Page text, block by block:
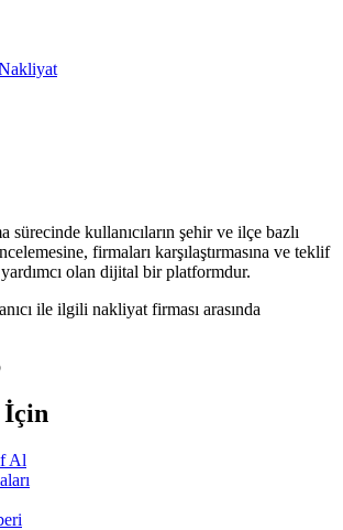
sürecinde kullanıcıların şehir ve ilçe bazlı
firmaları karşılaştırmasına ve teklif
olan dijital bir platformdur.
ile ilgili nakliyat firması arasında
İçin
Al